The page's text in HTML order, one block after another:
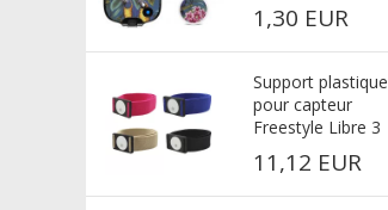
1,30 EUR
Support plastique
pour capteur
Freestyle Libre 3
noir
11,12 EUR